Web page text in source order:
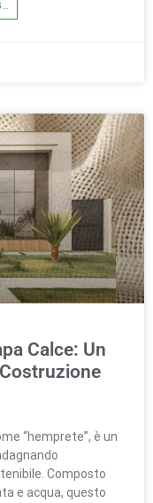
Calce: Un
“hemprete”, è un
Composto
e acqua, questo